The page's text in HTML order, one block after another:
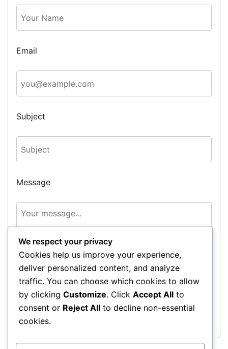
Email
Subject
Message
Send Message
We respect your privacy
Cookies help us improve your experience,
deliver personalized content, and analyze
traffic. You can choose which cookies to allow
by clicking Customize. Click Accept All to
consent or Reject All to decline non-essential
cookies.